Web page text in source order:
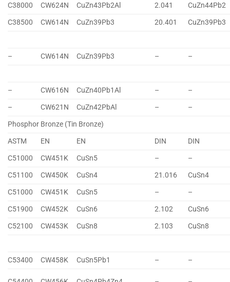
C38000 CW624N CuZn43Pb2Al 2.041
CuZn44Pb2
C38500
CW614N CuZn39Pb3 20.401 CuZn39Pb3
– CW614N CuZn39Pb3 – –
– CW616N CuZn40Pb1Al –
–
–
CW621N CuZn42PbAl –
–
Phosphor Bronze (Tin Bronze)
ASTM
EN EN DIN
DIN
C51000
CW451K CuSn5 –
–
C51100
CW450K CuSn4 21.016
CuSn4
C51000
CW451K CuSn5 –
–
C51900
CW452K CuSn6 2.102
CuSn6
C52100
CW453K CuSn8 2.103 CuSn8
C53400 CW458K CuSn5Pb1 – –